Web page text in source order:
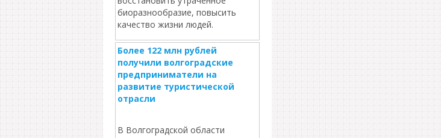
биоразнообразие, повысить
качество жизни людей.
Более 122 млн рублей
получили волгоградские
предприниматели на
развитие туристической
отрасли
В Волгоградской области